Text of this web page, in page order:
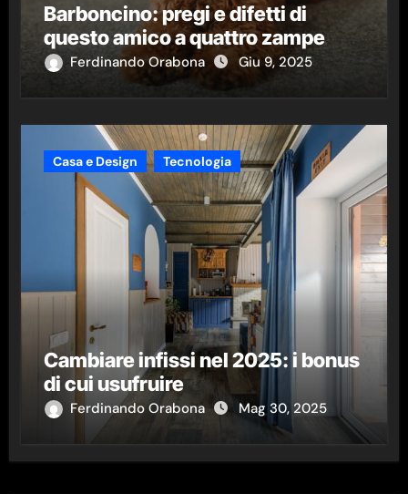
Barboncino: pregi e difetti di
questo amico a quattro zampe
Ferdinando Orabona Giu 9, 2025
Casa e Design Tecnologia
Cambiare infissi nel 2025: i bonus
di cui usufruire
Ferdinando Orabona Mag 30, 2025